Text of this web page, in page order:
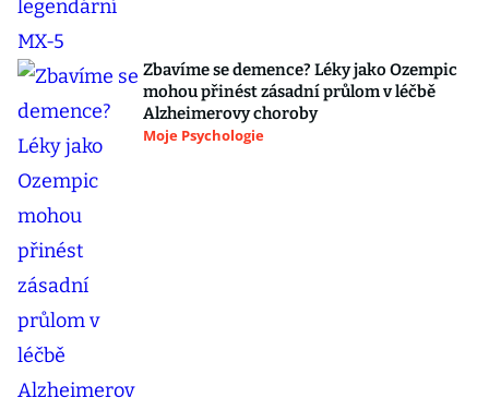
Zbavíme se demence? Léky jako Ozempic
mohou přinést zásadní průlom v léčbě
Alzheimerovy choroby
Moje Psychologie